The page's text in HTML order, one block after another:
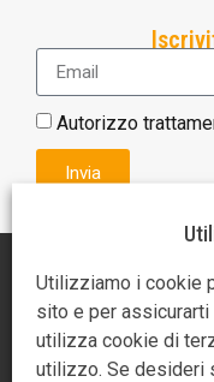
Autorizzo
Invia
AGENZIA AR CASA
Piazza Giotto 3
52100 Arezzo
Utilizziamo i cookie
sito e per
utilizza cookie di
utilizzo. Se desideri